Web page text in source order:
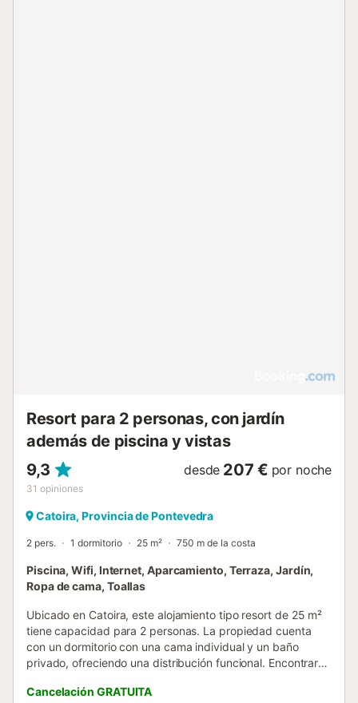
Resort para 2 personas, con jardín
además de piscina y vistas
9,3
31 opiniones
desde 207 € por noche
Catoira, Provincia de Pontevedra
2 pers. 1 dormitorio 25 m² 750 m de la costa
Piscina, Wifi, Internet, Aparcamiento, Terraza, Jardín,
Ropa de cama, Toallas
Ubicado en Catoira, este alojamiento tipo resort de 25 m²
tiene capacidad para 2 personas. La propiedad cuenta
con un dormitorio con una cama individual y un baño
privado, ofreciendo una distribución funcional. Encontrará
escritorio y zona de estar, además de comodidades
Cancelación GRATUITA